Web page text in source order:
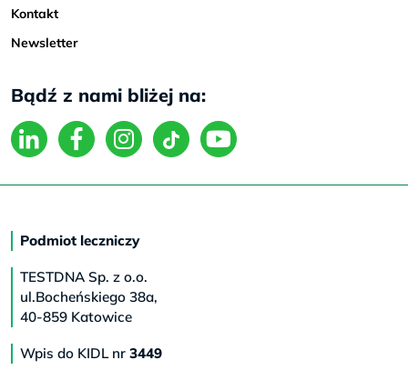
Kontakt
Newsletter
Bądź z nami bliżej na:
Podmiot leczniczy
TESTDNA Sp. z o.o.
ul.Bocheńskiego 38a,
40-859 Katowice
Wpis do KIDL nr 3449